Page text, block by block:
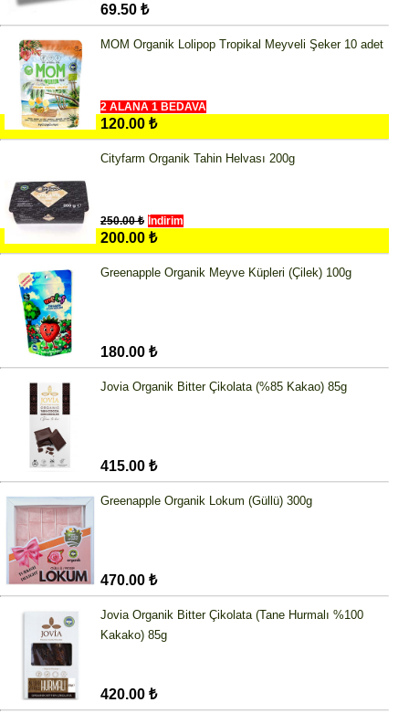
69.50 ₺
MOM Organik Lolipop Tropikal Meyveli Şeker 10 adet
2 ALANA 1 BEDAVA
120.00 ₺
Cityfarm Organik Tahin Helvası 200g
250.00 ₺ İndirim
200.00 ₺
Greenapple Organik Meyve Küpleri (Çilek) 100g
180.00 ₺
Jovia Organik Bitter Çikolata (%85 Kakao) 85g
415.00 ₺
Greenapple Organik Lokum (Güllü) 300g
470.00 ₺
Jovia Organik Bitter Çikolata (Tane Hurmalı %100
Kakako) 85g
420.00 ₺